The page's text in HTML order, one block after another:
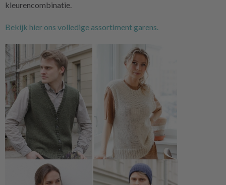
kleurencombinatie.
Bekijk hier ons volledige assortiment garens.